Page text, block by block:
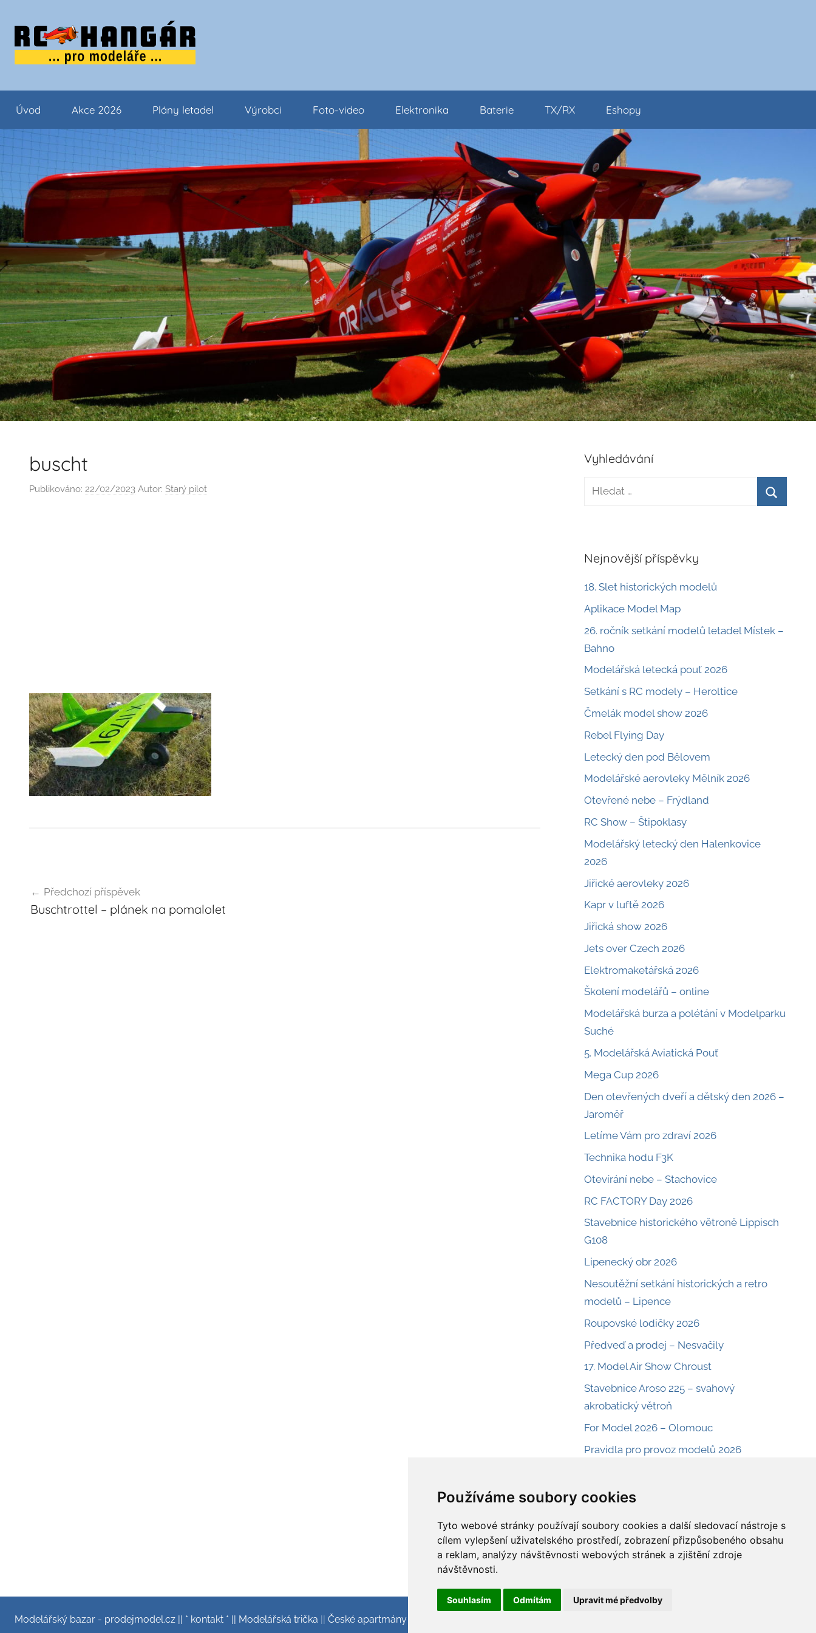
Používáme soubory cookies
Tyto webové stránky používají soubory cookies a další sledovací nástroje s
cílem vylepšení uživatelského prostředí, zobrazení přizpůsobeného obsahu
a reklam, analýzy návštěvnosti webových stránek a zjištění zdroje
návštěvnosti.
Souhlasím Odmítám Upravit mé předvolby
obsahu
tipy
pro
Úvod Akce 2026 Plány letadel Výrobci Foto-video Elektronika Baterie TX/RX Eshopy
buscht
Publikováno: 22/02/2023 Autor: Starý pilot
pro Předchozí příspěvek
Buschtrottel – plánek na pomalolet
Vyhledávání
Hledat:
Nejnovější příspěvky
18. Slet historických modelů
Aplikace Model Map
26. ročník setkání modelů letadel Místek –
Bahno
Modelářská letecká pouť 2026
Setkání s RC modely – Heroltice
Čmelák model show 2026
Rebel Flying Day
Letecký den pod Bělovem
Modelářské aerovleky Mělník 2026
Otevřené nebe – Frýdland
RC Show – Štipoklasy
Modelářský letecký den Halenkovice
2026
Jiřické aerovleky 2026
Kapr v luftě 2026
Jiřická show 2026
Jets over Czech 2026
Elektromaketářská 2026
Školení modelářů – online
Modelářská burza a polétání v Modelparku
Suché
5. Modelářská Aviatická Pouť
Mega Cup 2026
Den otevřených dveří a dětský den 2026 –
Jaroměř
Letíme Vám pro zdraví 2026
Technika hodu F3K
Otevírání nebe – Stachovice
RC FACTORY Day 2026
Stavebnice historického větroně Lippisch
G108
Lipenecký obr 2026
Nesoutěžní setkání historických a retro
modelů – Lipence
Roupovské lodičky 2026
Předveď a prodej – Nesvačily
17. Model Air Show Chroust
Stavebnice Aroso 225 – svahový
akrobatický větroň
For Model 2026 – Olomouc
Pravidla pro provoz modelů 2026
Plán Boeing L-15 Scout
Plán na menší eletrolet Cloud Buster
Plán na malý RC model ABC Robin
Modelářský bazar - prodejmodel.cz || * kontakt * || Modelářská trička || České apartmány v Alpách